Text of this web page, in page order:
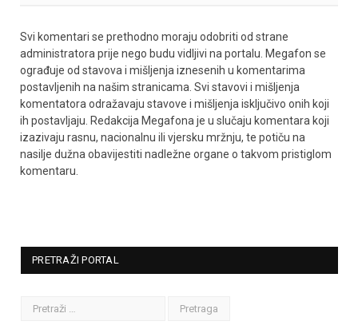
Svi komentari se prethodno moraju odobriti od strane
administratora prije nego budu vidljivi na portalu. Megafon se
ograđuje od stavova i mišljenja iznesenih u komentarima
postavljenih na našim stranicama. Svi stavovi i mišljenja
komentatora odražavaju stavove i mišljenja isključivo onih koji
ih postavljaju. Redakcija Megafona je u slučaju komentara koji
izazivaju rasnu, nacionalnu ili vjersku mržnju, te potiču na
nasilje dužna obavijestiti nadležne organe o takvom pristiglom
komentaru.
PRETRAŽI PORTAL